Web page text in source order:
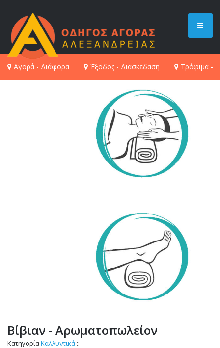
Αγορά - Διάφορα Έξοδος - Διασκεδαση Τρόφιμα -
Βίβιαν - Αρωματοπωλείον
ΚατηγορίαΚαλλυντικά
Oops! Something went
wrong.
This page didn't load Google Maps correctly. See the
JavaScript console for technical details.